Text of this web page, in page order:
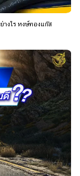
งไร หงษ์ทองแก๊ส